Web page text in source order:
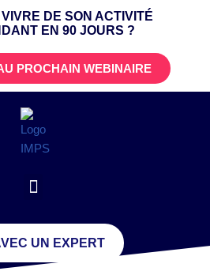
DE SON ACTIVITÉ
EN 90 JOURS ?
PROCHAIN WEBINAIRE
UN EXPERT